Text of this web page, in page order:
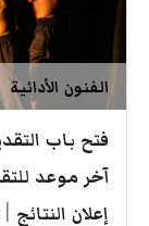
الفنون الأدائية
فتح باب
آخر موعد
إعلان النتائج